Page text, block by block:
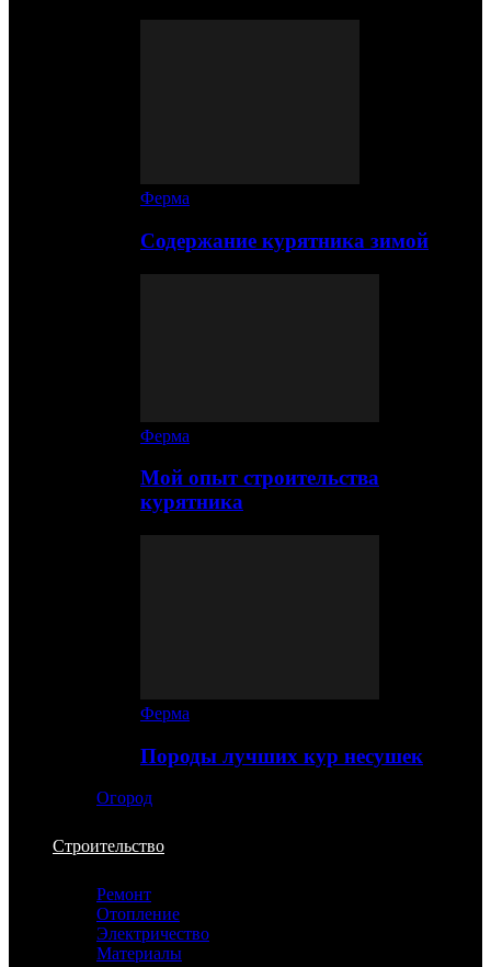
Ферма
Содержание курятника зимой
Ферма
Мой опыт строительства
курятника
Ферма
Породы лучших кур несушек
Огород
Строительство
Ремонт
Отопление
Электричество
Материалы